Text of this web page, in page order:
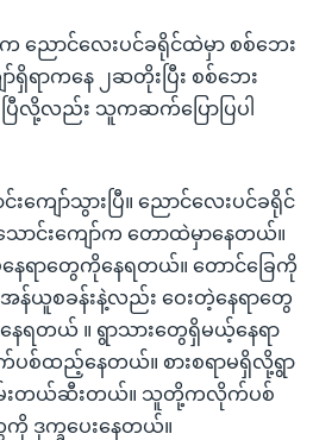
ညောင်လေးပင်ခရိုင်ထဲမှာ စစ်ဘေး
ာ်ရှိရာကနေ ၂ဆတိုးပြီး စစ်ဘေး
ပြီလို့လည်း သူကဆက်ပြောပြပါ
ျော်သွားပြီ။ ညောင်လေးပင်ခရိုင်
ောင်းကျော်က တောထဲမှာနေတယ်။
ရာတွေကိုနေရတယ်။ တောင်ခြေကို
န်ယူစခန်းနဲ့လည်း ဝေးတဲ့နေရာတွေ
ရတယ် ။ ရွာသားတွေရှိမယ့်နေရာ
စ်ထည့်နေတယ်။ စားစရာမရှိလို့ရွာ
းတယ်ဆီးတယ်။ သူတို့ကလိုက်ပစ်
ဒုက္ခပေးနေတယ်။